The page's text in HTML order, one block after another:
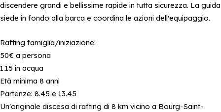
discendere grandi e bellissime rapide in tutta sicurezza. La guida
siede in fondo alla barca e coordina le azioni dell'equipaggio.
Rafting famiglia/iniziazione:
50€ a persona
1.15 in acqua
Età minima 8 anni
Partenze: 8.45 e 13.45
Un'originale discesa di rafting di 8 km vicino a Bourg-Saint-